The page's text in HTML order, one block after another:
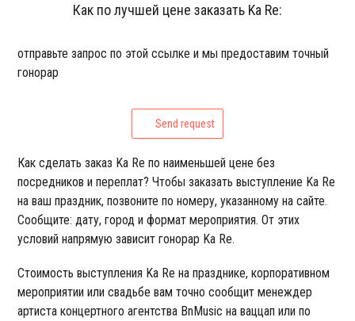
Как по лучшей цене заказать Ka Re:
отправьте запрос по этой ссылке и мы предоставим точный
гонорар
Send request
Как сделать заказ Ka Re по наименьшей цене без
посредников и переплат? Чтобы заказать выступление Ka Re
на ваш праздник, позвоните по номеру, указанному на сайте.
Сообщите: дату, город и формат мероприятия. От этих
условий напрямую зависит гонорар Ka Re.
Стоимость выступления Ka Re на празднике, корпоративном
мероприятии или свадьбе вам точно сообщит менеждер
артиста концертного агентства BnMusic на ваццап или по